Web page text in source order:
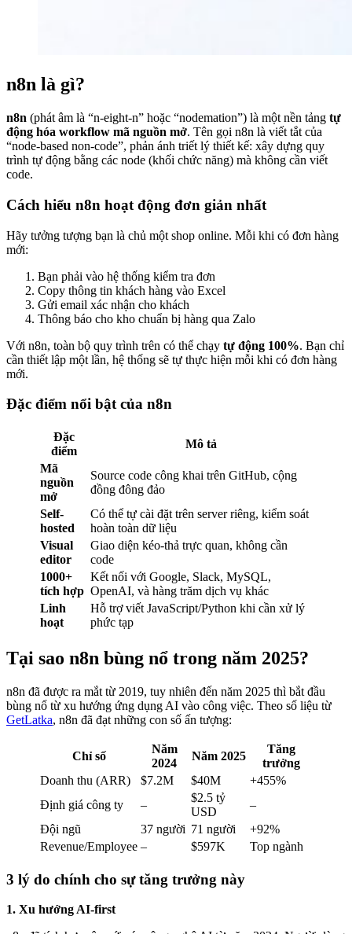
n8n là gì?
n8n (phát âm là “n-eight-n” hoặc “nodemation”) là một nền tảng tự
động hóa workflow mã nguồn mở. Tên gọi n8n là viết tắt của
“node-based non-code”, phản ánh triết lý thiết kế: xây dựng quy
trình tự động bằng các node (khối chức năng) mà không cần viết
code.
Cách hiểu n8n hoạt động đơn giản nhất
Hãy tưởng tượng bạn là chủ một shop online. Mỗi khi có đơn hàng
mới:
Bạn phải vào hệ thống kiểm tra đơn
Copy thông tin khách hàng vào Excel
Gửi email xác nhận cho khách
Thông báo cho kho chuẩn bị hàng qua Zalo
Với n8n, toàn bộ quy trình trên có thể chạy tự động 100%. Bạn chỉ
cần thiết lập một lần, hệ thống sẽ tự thực hiện mỗi khi có đơn hàng
mới.
Đặc điểm nổi bật của n8n
Đặc
điểm
Mô tả
Mã
nguồn
mở
Source code công khai trên GitHub, cộng
đồng đông đảo
Self-
hosted
Có thể tự cài đặt trên server riêng, kiểm soát
hoàn toàn dữ liệu
Visual
editor
Giao diện kéo-thả trực quan, không cần
code
1000+
tích hợp
Kết nối với Google, Slack, MySQL,
OpenAI, và hàng trăm dịch vụ khác
Linh
hoạt
Hỗ trợ viết JavaScript/Python khi cần xử lý
phức tạp
Tại sao n8n bùng nổ trong năm 2025?
n8n đã được ra mắt từ 2019, tuy nhiên đến năm 2025 thì bắt đầu
bùng nổ từ xu hướng ứng dụng AI vào công việc. Theo số liệu từ
GetLatka, n8n đã đạt những con số ấn tượng:
Chỉ số
Năm
2024
Năm 2025
Tăng
trưởng
Doanh thu (ARR)
$7.2M $40M
+455%
Định giá công ty
–
$2.5 tỷ
USD
–
Đội ngũ
37 người 71 người
+92%
Revenue/Employee – $597K Top ngành
3 lý do chính cho sự tăng trưởng này
1. Xu hướng AI-first